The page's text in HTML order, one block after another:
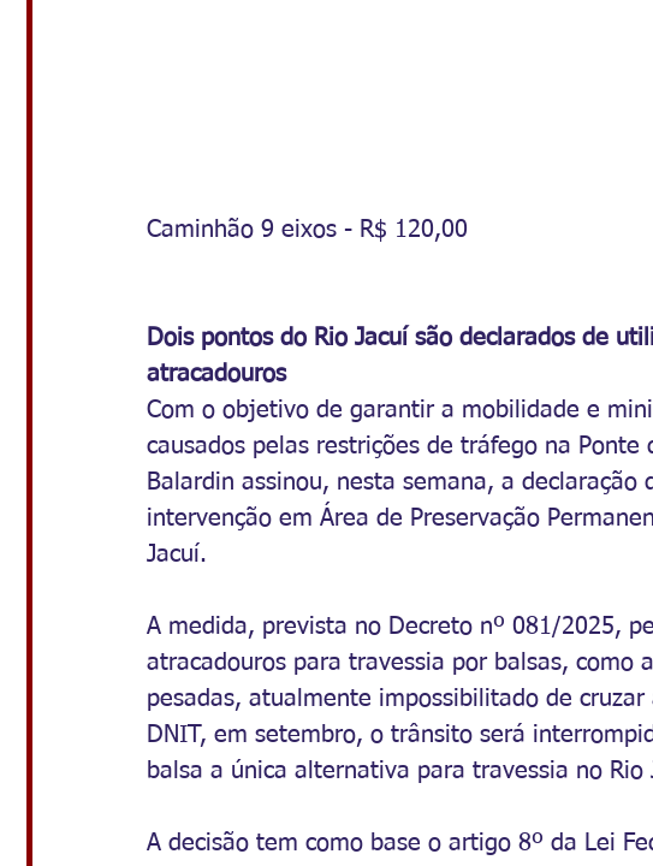
Caminhão 9 eixos - R$ 120,00
Dois pontos do Rio Jacuí são declarados de
atracadouros
Com o objetivo de garantir a mobilidade e
causados pelas restrições de tráfego na
Balardin assinou, nesta semana, a
intervenção em Área de Preservação
Jacuí.
A medida, prevista no Decreto nº 081/2025,
atracadouros para travessia por balsas, como
pesadas, atualmente impossibilitado de
DNIT, em setembro, o trânsito será
balsa a única alternativa para travessia no Rio
A decisão tem como base o artigo 8º da Lei